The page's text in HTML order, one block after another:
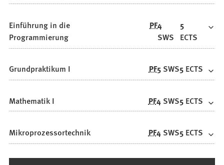
Einführung in die
Programmierung
PF4
SWS
5
ECTS
Grundpraktikum I PF5 SWS5 ECTS
Mathematik I PF4 SWS5 ECTS
Mikroprozessortechnik PF4 SWS5 ECTS